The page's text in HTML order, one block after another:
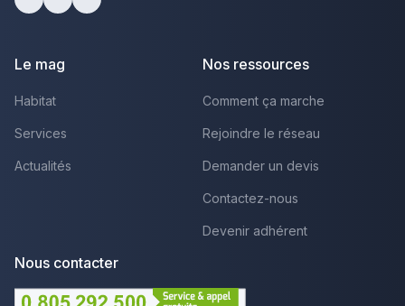
Le mag
Habitat
Services
Actualités
Nos ressources
Comment ça marche
Rejoindre le réseau
Demander un devis
Contactez-nous
Devenir adhérent
Nous contacter